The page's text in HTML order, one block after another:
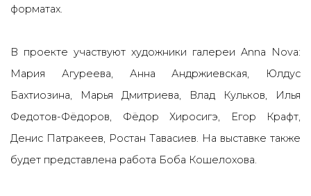
форматах.
В проекте участвуют художники галереи Anna Nova:
Мария Агуреева, Анна Андржиевская, Юлдус
Бахтиозина, Марья Дмитриева, Влад Кульков, Илья
Федотов-Фёдоров, Фёдор Хиросигэ, Егор Крафт,
Денис Патракеев, Ростан Тавасиев. На выставке также
будет представлена работа Боба Кошелохова.